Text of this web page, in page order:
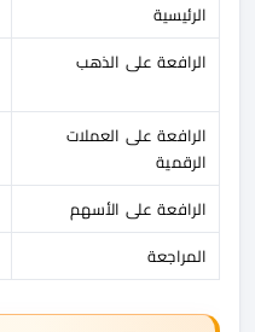
الرئيسية
الرافعة على الذهب
الرافعة على العملات
الرقمية
الرافعة على الأسهم
المراجعة